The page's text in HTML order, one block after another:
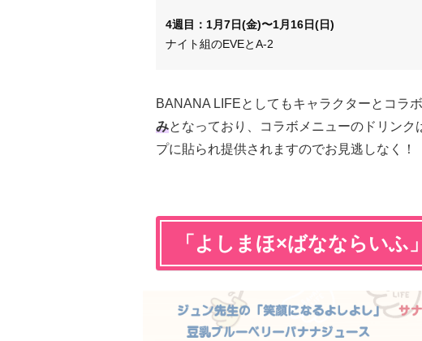
4週目：1月7日(金)〜1月16日(日)
ナイト組のEVEとA-2
BANANA LIFEとしてもキャラクターとコラ
みとなっており、コラボメニューのドリン
プに貼られ提供されますのでお見逃しなく！
「よしまほ×ばなならいふ